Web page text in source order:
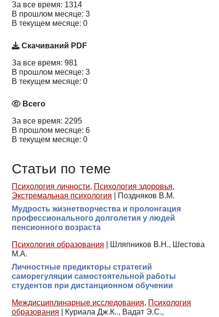
За все время: 1314
В прошлом месяце: 3
В текущем месяце: 0
Скачиваний PDF
За все время: 981
В прошлом месяце: 3
В текущем месяце: 0
Всего
За все время: 2295
В прошлом месяце: 6
В текущем месяце: 0
Статьи по теме
Психология личности, Психология здоровья,
Экстремальная психология
Поздняков В.М.
Мудрость жизнетворчества и пролонгация
профессионального долголетия у людей
пенсионного возраста
Психология образования
Шляпников В.Н., Шестова
М.А.
Личностные предикторы стратегий
саморегуляции самостоятельной работы
студентов при дистанционном обучении
Междисциплинарные исследования, Психология
образования
Куриала Дж.К.., Вадат Э.С.,